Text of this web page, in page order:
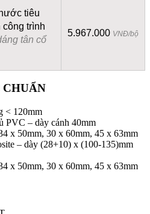
tiêu
công trình
tân cổ
5.967.000 VNĐ/bộ
< 120mm
PVC – dày cánh 40mm
x 50mm, 30 x 60mm, 45 x 63mm
– dày (28+10) x (100-135)mm
x 50mm, 30 x 60mm, 45 x 63mm